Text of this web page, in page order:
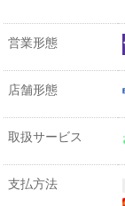
営業形態
店舗形態
取扱サービス
支払方法